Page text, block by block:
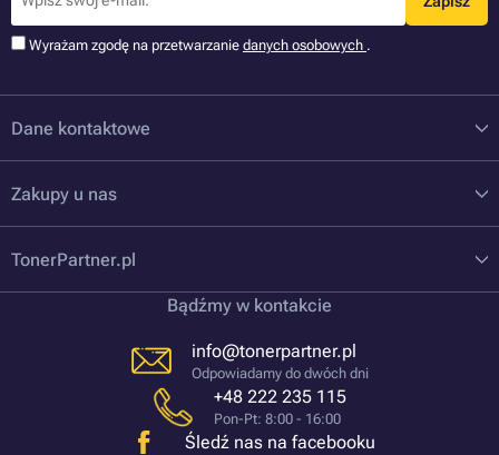
Wyrażam zgodę na przetwarzanie danych osobowych .
Dane kontaktowe
Zakupy u nas
TonerPartner.pl
Bądźmy w kontakcie
info@tonerpartner.pl
Odpowiadamy do dwóch dni
+48 222 235 115
Pon-Pt: 8:00 - 16:00
Śledź nas na facebooku